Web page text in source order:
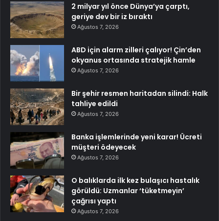
2 milyar yıl önce Dünya’ya çarptı,
geriye dev bir iz bıraktı
Ağustos 7, 2026
ABD için alarm zilleri çalıyor! Çin’den
okyanus ortasında stratejik hamle
Ağustos 7, 2026
Bir şehir resmen haritadan silindi: Halk
tahliye edildi
Ağustos 7, 2026
Banka işlemlerinde yeni karar! Ücreti
müşteri ödeyecek
Ağustos 7, 2026
O balıklarda ilk kez bulaşıcı hastalık
görüldü: Uzmanlar ‘tüketmeyin’
çağrısı yaptı
Ağustos 7, 2026